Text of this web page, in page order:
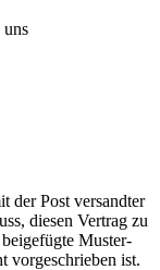
uns
der Post versandter
diesen Vertrag zu
Muster-
vorgeschrieben ist.